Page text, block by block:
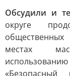
Обсудили и
округе
местах